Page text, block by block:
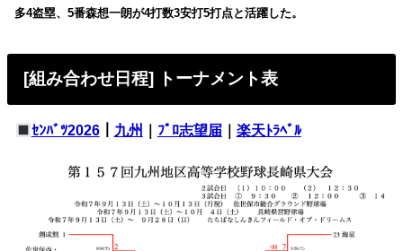
多4盗塁、5番森想一朗が4打数3安打5打点と活躍した。
[組み合わせ日程] トーナメント表
ｾﾝﾊﾞﾂ2026｜ 九州 ﾌﾟﾛ志望届｜ 楽天ﾄﾗﾍﾞﾙ